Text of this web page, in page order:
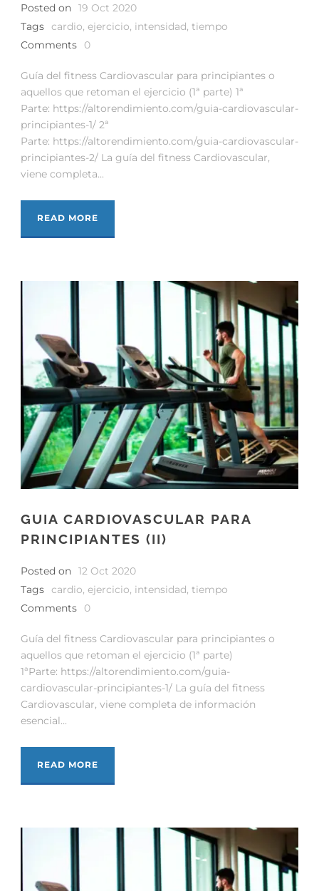
Posted on 19 Oct 2020
Tags cardio, ejercicio, intensidad, tiempo
Comments
0
Guía del fitness Cardiovascular para principiantes o
aquellos que retoman el ejercicio (1ª parte) 1ª
Parte: https://altorendimiento.com/guia-cardiovascular-
principiantes-1/ 2ª
Parte: https://altorendimiento.com/guia-cardiovascular-
principiantes-2/ La guía del fitness Cardiovascular,
viene completa...
READ MORE
GUIA CARDIOVASCULAR PARA
PRINCIPIANTES (II)
Posted on 12 Oct 2020
Tags cardio, ejercicio, intensidad, tiempo
Comments
0
Guía del fitness Cardiovascular para principiantes o
aquellos que retoman el ejercicio (1ª parte)
1ªParte: https://altorendimiento.com/guia-
cardiovascular-principiantes-1/ La guía del fitness
Cardiovascular, viene completa de información
esencial...
READ MORE